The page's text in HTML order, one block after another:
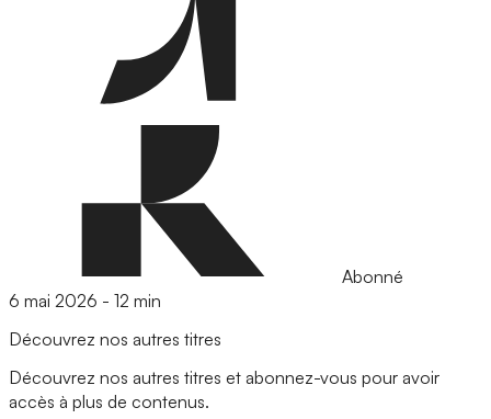
Abonné
6 mai 2026 - 12 min
Découvrez nos autres titres
Découvrez nos autres titres et abonnez-vous pour avoir
accès à plus de contenus.